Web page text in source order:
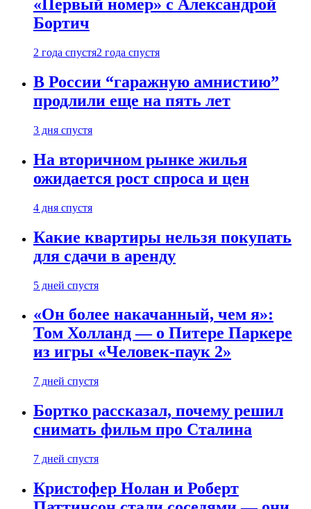
«Первый номер» с Александрой
Бортич
2 года спустя2 года спустя
В России “гаражную амнистию”
продлили еще на пять лет
3 дня спустя
На вторичном рынке жилья
ожидается рост спроса и цен
4 дня спустя
Какие квартиры нельзя покупать
для сдачи в аренду
5 дней спустя
«Он более накачанный, чем я»:
Том Холланд — о Питере Паркере
из игры «Человек-паук 2»
7 дней спустя
Бортко рассказал, почему решил
снимать фильм про Сталина
7 дней спустя
Кристофер Нолан и Роберт